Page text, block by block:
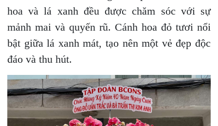
hoa và lá xanh đều được chăm sóc với sự
mảnh mai và quyến rũ. Cánh hoa đỏ tươi nổi
bật giữa lá xanh mát, tạo nên một vẻ đẹp độc
đáo và thu hút.